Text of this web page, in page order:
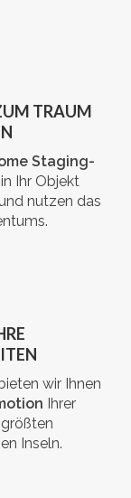
TRAUM
Staging-
Ihr Objekt
nutzen das
wir Ihnen
Ihrer
größten
Inseln.